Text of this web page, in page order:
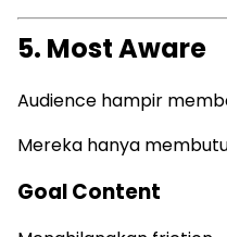
5. Most Aware
Audience hampir
Mereka hanya
Goal Content